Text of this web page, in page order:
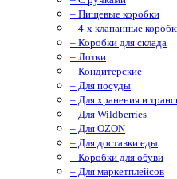
– Пищевые коробки
– 4-х клапанные
– Коробки для склада
– Лотки
– Кондитерские
– Для посуды
– Для хранения и
– Для Wildberries
– Для OZON
– Для доставки еды
– Коробки для обуви
– Для маркетплейсов